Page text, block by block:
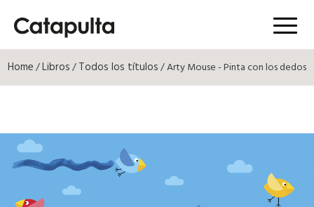
Menú
Home/Libros/Todos los títulos/ Arty Mouse - Pinta con los dedos